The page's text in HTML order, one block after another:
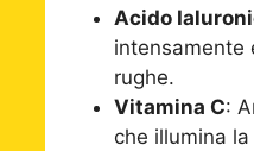
Acido
intensamente
rughe.
Vitamina C:
che illumina